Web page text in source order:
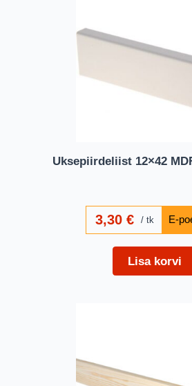
Uksepiirdeliist 12×42
3,30€ tk
Lisa korvi